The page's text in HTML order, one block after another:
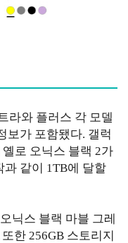
라와 플러스 각 모델
보가 포함됐다. 갤럭
로 오닉스 블랙 2가
과 같이 1TB에 달할
닉스 블랙 마블 그레
한 256GB 스토리지